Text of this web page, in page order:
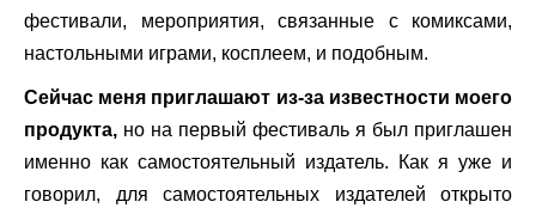
фестивали, мероприятия, связанные с комиксами,
настольными играми, косплеем, и подобным.
Сейчас меня приглашают из-за известности моего
продукта, но на первый фестиваль я был приглашен
именно как самостоятельный издатель. Как я уже и
говорил, для самостоятельных издателей открыто